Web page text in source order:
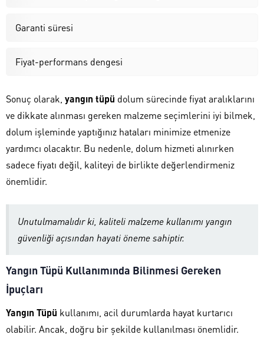
Garanti süresi
Fiyat-performans dengesi
Sonuç olarak, yangın tüpü dolum sürecinde fiyat aralıklarını
ve dikkate alınması gereken malzeme seçimlerini iyi bilmek,
dolum işleminde yaptığınız hataları minimize etmenize
yardımcı olacaktır. Bu nedenle, dolum hizmeti alınırken
sadece fiyatı değil, kaliteyi de birlikte değerlendirmeniz
önemlidir.
Unutulmamalıdır ki, kaliteli malzeme kullanımı yangın
güvenliği açısından hayati öneme sahiptir.
Yangın Tüpü Kullanımında Bilinmesi Gereken
İpuçları
Yangın Tüpü kullanımı, acil durumlarda hayat kurtarıcı
olabilir. Ancak, doğru bir şekilde kullanılması önemlidir.